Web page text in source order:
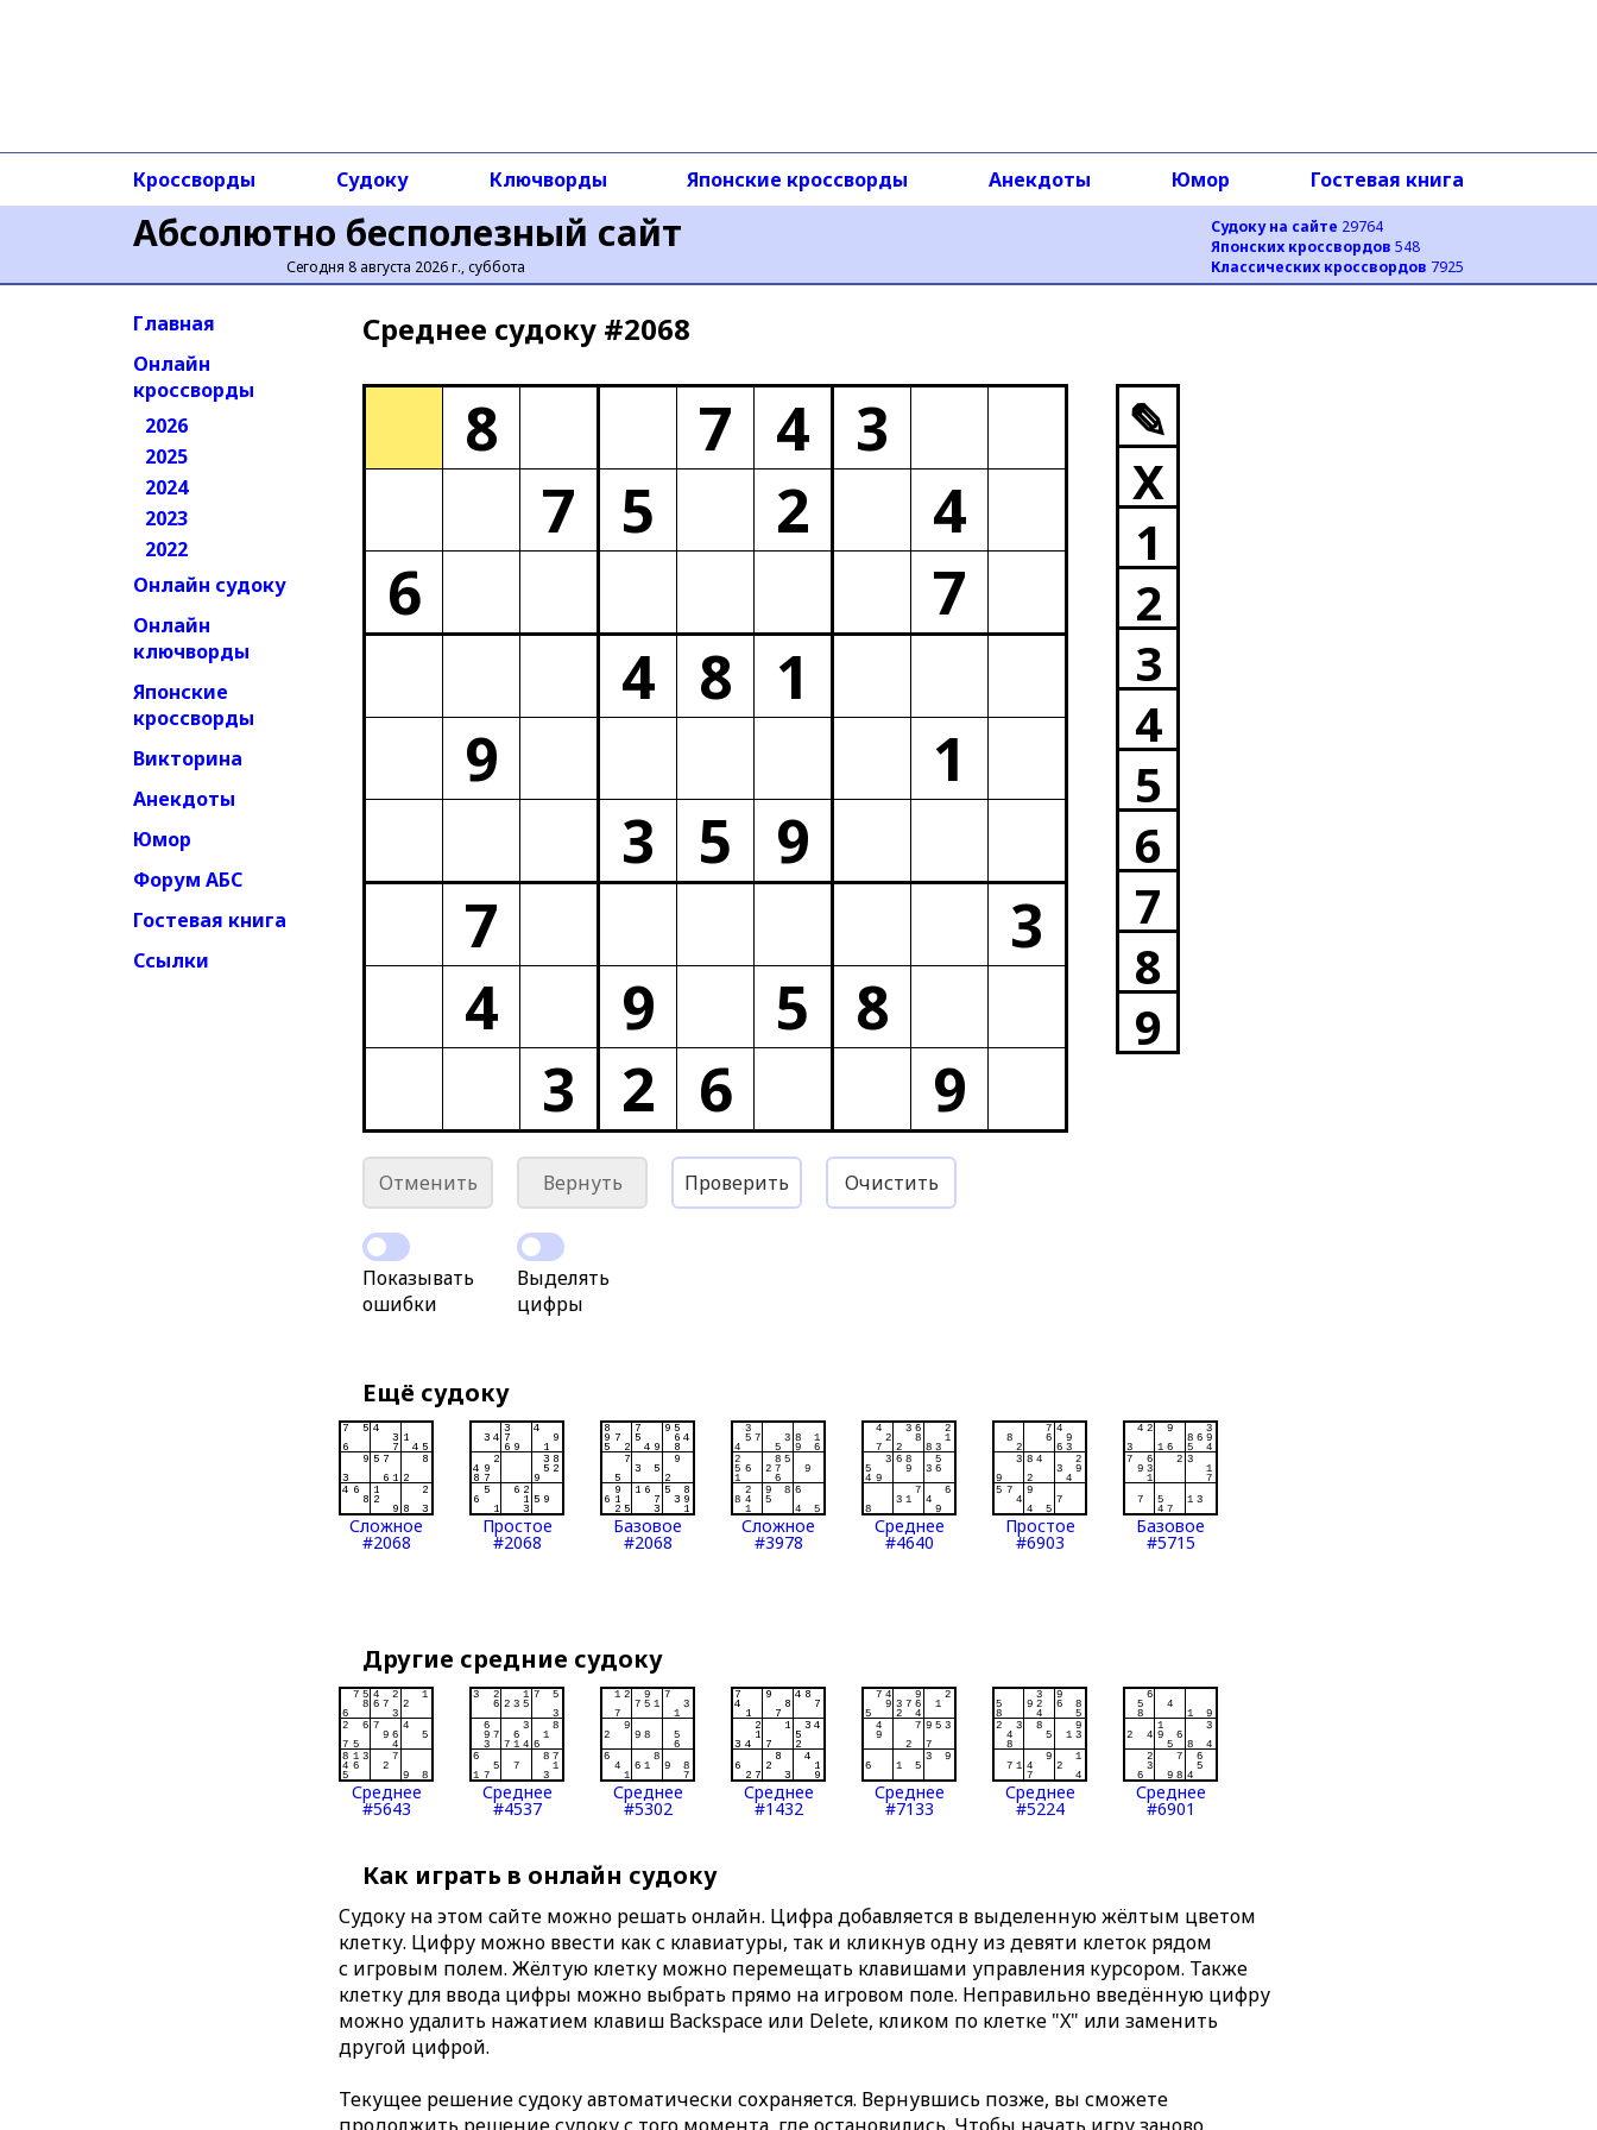
Абсолютно бесполезный сайт
Сегодня 8 августа 2026 г., суббота
Судоку на сайте 29764
Японских кроссвордов 548
Классических кроссвордов 7925
Кроссворды Судоку Ключворды Японские кроссворды Анекдоты Юмор Гостевая книга
Главная
Онлайн
кроссворды
2026
2025
2024
2023
2022
Онлайн судоку
Онлайн
ключворды
Японские
кроссворды
Викторина
Анекдоты
Юмор
Форум АБС
Гостевая книга
Ссылки
Среднее cудоку #2068
8 7 4
3
7
5 2
4
6
7
4 8
1
9
1
3
5
9
7
3
4
9 5
8
3
2 6 9
✎
X
1
2
3
4
5
6
7
8
9
Отменить Вернуть Проверить Очистить
Показывать
ошибки
Выделять
цифры
Ещё судоку
Сложное
#2068
Простое
#2068
Базовое
#2068
Сложное
#3978
Среднее
#4640
Простое
#6903
Базовое
#5715
Другие средние судоку
Среднее
#5643
Среднее
#4537
Среднее
#5302
Среднее
#1432
Среднее
#7133
Среднее
#5224
Среднее
#6901
Как играть в онлайн судоку
Судоку на этом сайте можно решать онлайн. Цифра добавляется в выделенную жёлтым цветом
клетку. Цифру можно ввести как с клавиатуры, так и кликнув одну из девяти клеток рядом
с игровым полем. Жёлтую клетку можно перемещать клавишами управления курсором. Также
клетку для ввода цифры можно выбрать прямо на игровом поле. Неправильно введённую цифру
можно удалить нажатием клавиш Backspace или Delete, кликом по клетке "X" или заменить
другой цифрой.
Текущее решение судоку автоматически сохраняется. Вернувшись позже, вы сможете